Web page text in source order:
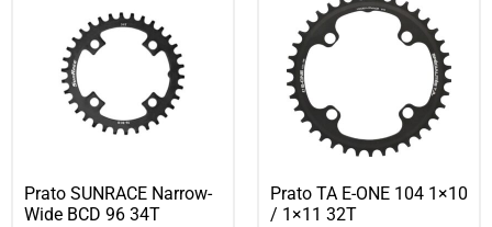
Prato SUNRACE Narrow-
Wide BCD 96 34T
Prato TA E-ONE 104 1×10
/ 1×11 32T